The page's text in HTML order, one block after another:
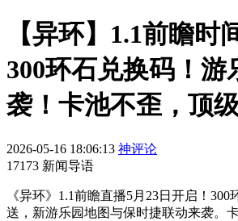
【异环】1.1前瞻时
300环石兑换码！游
袭！卡池不歪，顶
2026-05-16 18:06:13 神评论
17173 新闻导语
《异环》1.1前瞻直播5月23日开启！
送，新游乐园地图与保时捷联动来袭。